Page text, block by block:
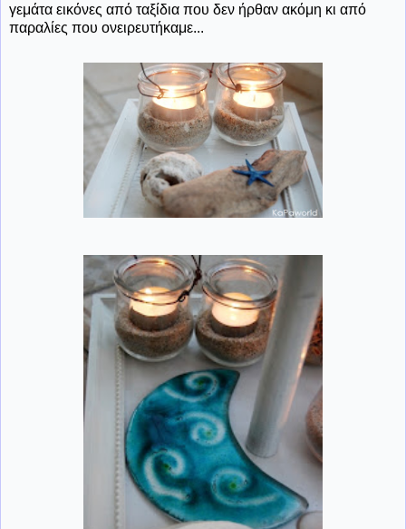
γεμάτα εικόνες από ταξίδια που δεν ήρθαν ακόμη κι από
παραλίες που ονειρευτήκαμε...